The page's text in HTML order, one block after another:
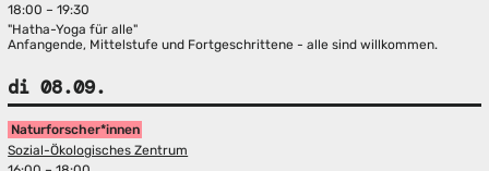
18:00 – 19:30
"Hatha-Yoga für alle"
Anfangende, Mittelstufe und Fortgeschrittene - alle sind willkommen.
di 08.09.
Naturforscher*innen
Sozial-Ökologisches Zentrum